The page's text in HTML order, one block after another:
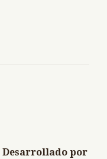
Desarrollado por